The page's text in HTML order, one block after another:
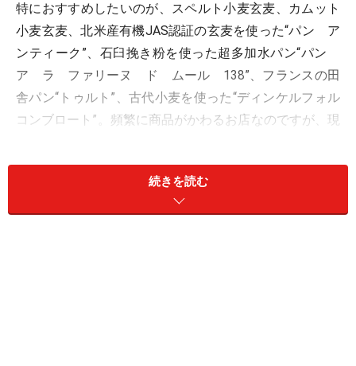
特におすすめしたいのが、スペルト小麦玄麦、カムット
小麦玄麦、北米産有機JAS認証の玄麦を使った“パン ア
ンティーク”、石臼挽き粉を使った超多加水パン“パン
ア ラ ファリーヌ ド ムール 138”、フランスの田
舎パン“トゥルト”、古代小麦を使った“ディンケルフォル
コンブロート”。頻繁に商品がかわるお店なのですが、現
※記事内容は執筆時点のものです。最新の内容をご確認くださ
い。
続きを読む